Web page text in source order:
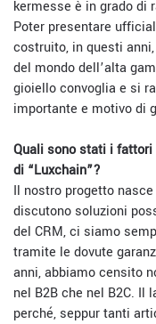
kermesse è in grado di
Poter presentare
costruito, in questi
del mondo dell’alta
gioiello convoglia e si
importante e motivo di
Quali sono stati i fattori
di “Luxchain”?
Il nostro progetto
discutono soluzioni
del CRM, ci siamo
tramite le dovute
anni, abbiamo censito
nel B2B che nel B2C. Il
perché, seppur tanti